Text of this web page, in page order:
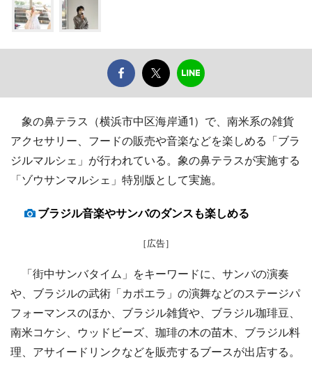
象の鼻テラス（横浜市中区海岸通1）で、南米系の雑貨
アクセサリー、フードの販売や音楽などを楽しめる「ブラ
ジルマルシェ」が行われている。象の鼻テラスが実施する
「ゾウサンマルシェ」特別版として実施。
ブラジル音楽やサンバのダンスも楽しめる
［広告］
「街中サンバタイム」をキーワードに、サンバの演奏
や、ブラジルの武術「カポエラ」の演舞などのステージパ
フォーマンスのほか、ブラジル雑貨や、ブラジル珈琲豆、
南米コケシ、ウッドビーズ、珈琲の木の苗木、ブラジル料
理、アサイードリンクなどを販売するブースが出店する。